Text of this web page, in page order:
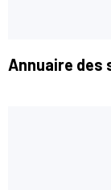
Annuaire des